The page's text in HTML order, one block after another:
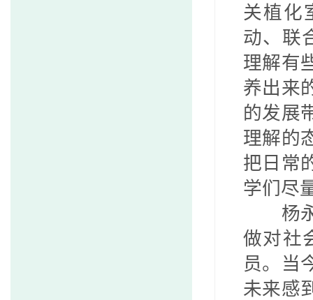
关植化
动、联
理解有
养出来
的发展
理解的
把日常
学们尽
杨
做对社
员。当
未来感